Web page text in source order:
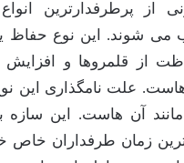
از پرطرفدارترین
شوند. این نوع حفاظ
از قلمروها و افزایش
علت نامگذاری این
آن هاست. این سازه
زمان طرفداران خاص